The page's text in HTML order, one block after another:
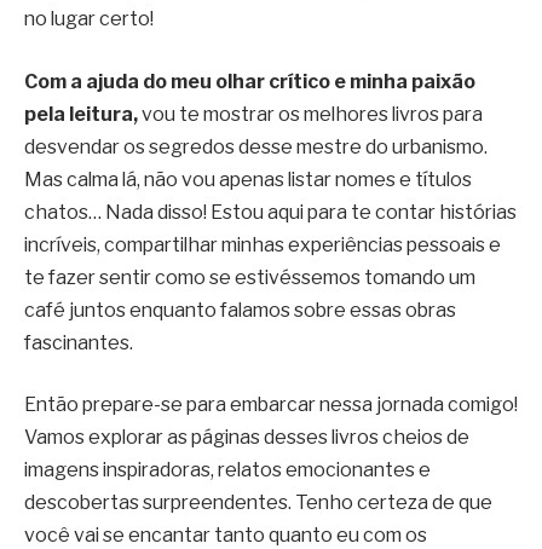
no lugar certo!
Com a ajuda do meu olhar crítico e minha paixão
pela leitura,vou te mostrar os melhores livros para
desvendar os segredos desse mestre do urbanismo.
Mas calma lá, não vou apenas listar nomes e títulos
chatos… Nada disso! Estou aqui para te contar histórias
incríveis, compartilhar minhas experiências pessoais e
te fazer sentir como se estivéssemos tomando um
café juntos enquanto falamos sobre essas obras
fascinantes.
Então prepare-se para embarcar nessa jornada comigo!
Vamos explorar as páginas desses livros cheios de
imagens inspiradoras, relatos emocionantes e
descobertas surpreendentes. Tenho certeza de que
você vai se encantar tanto quanto eu com os